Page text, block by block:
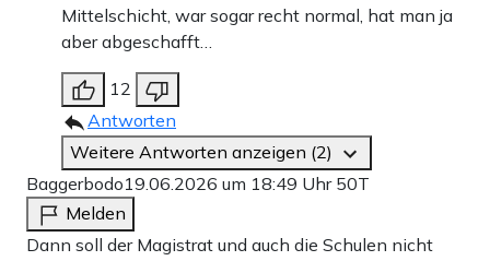
Mittelschicht, war sogar recht normal, hat man ja
aber abgeschafft…
12
Antworten
Weitere Antworten anzeigen (2)
Baggerbodo19.06.2026 um 18:49 Uhr 50T
Melden
Dann soll der Magistrat und auch die Schulen nicht